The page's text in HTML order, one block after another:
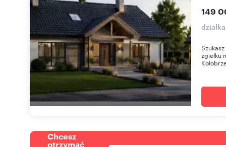
149
zgiełku
Chcesz
otrzymać